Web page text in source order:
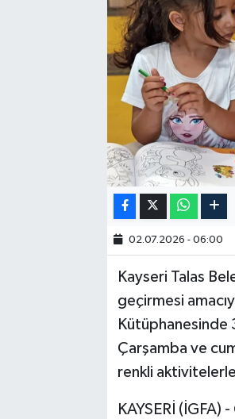
02.07.2026 - 06:00
Kayseri Talas
geçirmesi
Çarşamba ve
renkli
KAYSERİ